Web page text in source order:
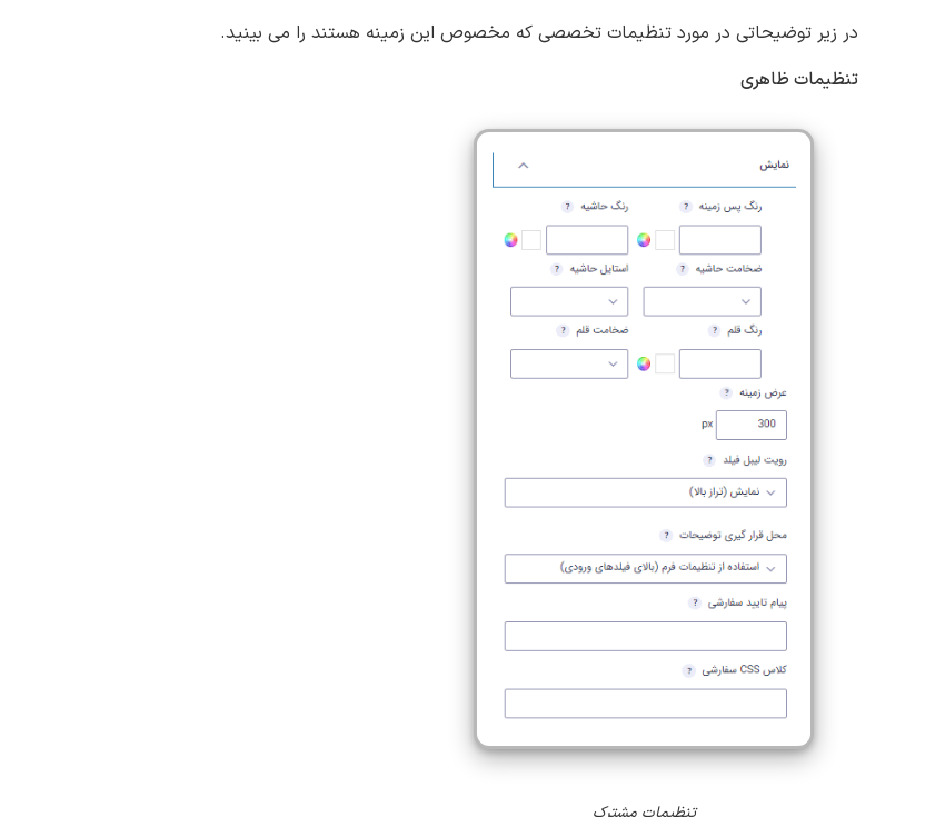
در زیر توضیحاتی در مورد تنظیمات تخصصی که مخصوص این زمینه هستند را می بینید.
تنظیمات ظاهری